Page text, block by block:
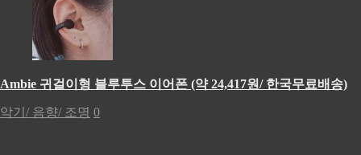
Ambie 귀걸이형 블루투스 이어폰 (약 24,417원/ 한국무료배송)
악기/ 음향/ 조명 0